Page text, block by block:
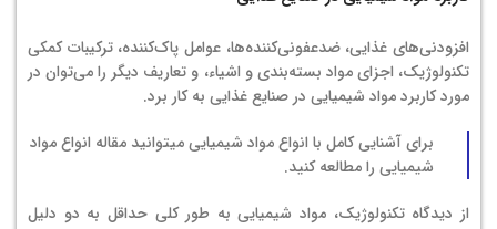
افزودنی‌های غذایی، ضدعفونی‌کننده‌ها، عوامل پاک‌کننده، ترکیبات کمکی
تکنولوژیک، اجزای مواد بسته‌بندی و اشیاء، و تعاریف دیگر را می‌توان در
مورد کاربرد مواد شیمیایی در صنایع غذایی به کار برد.
برای آشنایی کامل با انواع مواد شیمیایی میتوانید مقاله انواع مواد
شیمیایی را مطالعه کنید.
از دیدگاه تکنولوژیک، مواد شیمیایی به طور کلی حداقل به دو دلیل